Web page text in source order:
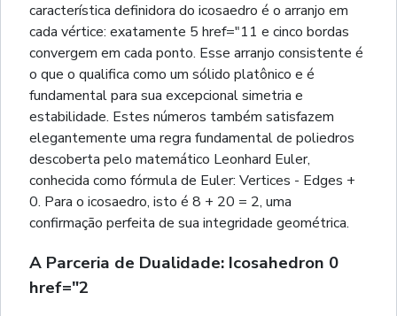
característica definidora do icosaedro é o arranjo em
cada vértice: exatamente 5 href="11 e cinco bordas
convergem em cada ponto. Esse arranjo consistente é
o que o qualifica como um sólido platônico e é
fundamental para sua excepcional simetria e
estabilidade. Estes números também satisfazem
elegantemente uma regra fundamental de poliedros
descoberta pelo matemático Leonhard Euler,
conhecida como fórmula de Euler: Vertices - Edges +
0. Para o icosaedro, isto é 8 + 20 = 2, uma
confirmação perfeita de sua integridade geométrica.
A Parceria de Dualidade: Icosahedron 0
href="2